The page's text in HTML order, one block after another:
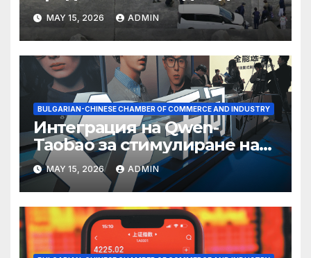
съхранение на водород
MAY 15, 2026 ADMIN
BULGARIAN-CHINESE CHAMBER OF COMMERCE AND INDUSTRY
Интеграция на Qwen-
Taobao за стимулиране на
пазаруването 618
MAY 15, 2026 ADMIN